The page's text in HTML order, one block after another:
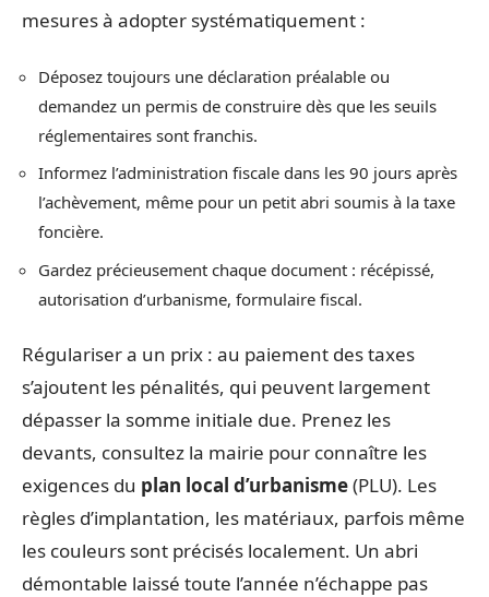
mesures à adopter systématiquement :
Déposez toujours une déclaration préalable ou
demandez un permis de construire dès que les seuils
réglementaires sont franchis.
Informez l’administration fiscale dans les 90 jours après
l’achèvement, même pour un petit abri soumis à la taxe
foncière.
Gardez précieusement chaque document : récépissé,
autorisation d’urbanisme, formulaire fiscal.
Régulariser a un prix : au paiement des taxes
s’ajoutent les pénalités, qui peuvent largement
dépasser la somme initiale due. Prenez les
devants, consultez la mairie pour connaître les
exigences du plan local d’urbanisme(PLU). Les
règles d’implantation, les matériaux, parfois même
les couleurs sont précisés localement. Un abri
démontable laissé toute l’année n’échappe pas